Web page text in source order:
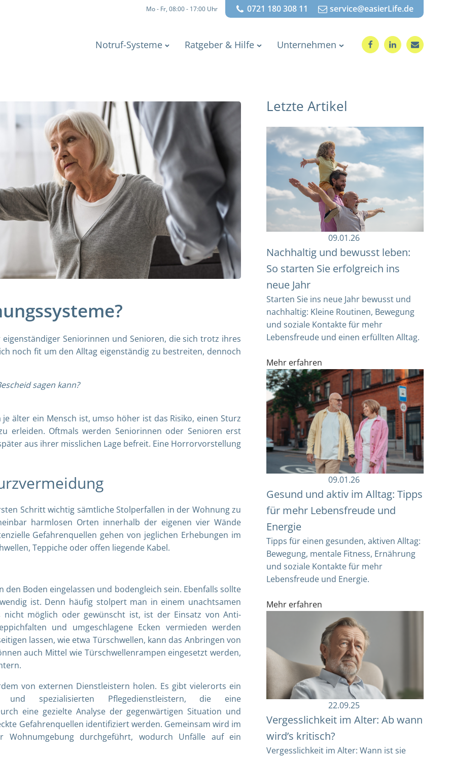
Mo - Fr, 08:00 - 17:00 Uhr 0721 180 308 11 service@easierLife.de
Notruf-Systeme Ratgeber & Hilfe Unternehmen
Seniorinnen und Senioren, die sich trotz ihres
noch fit um den Alltag eigenständig zu bestreiten, dennoch
sagen kann?
älter ein Mensch ist, umso höher ist das Risiko, einen Sturz
erleiden. Oftmals werden Seniorinnen oder Senioren erst
aus ihrer misslichen Lage befreit. Eine Horrorvorstellung
Schritt wichtig sämtliche Stolperfallen in der Wohnung zu
harmlosen Orten innerhalb der eigenen vier Wände
Gefahrenquellen gehen von jeglichen Erhebungen im
Teppiche oder offen liegende Kabel.
Boden eingelassen und bodengleich sein. Ebenfalls sollte
ist. Denn häufig stolpert man in einem unachtsamen
möglich oder gewünscht ist, ist der Einsatz von Anti-
und umgeschlagene Ecken vermieden werden
lassen, wie etwa Türschwellen, kann das Anbringen von
auch Mittel wie Türschwellenrampen eingesetzt werden,
von externen Dienstleistern holen. Es gibt vielerorts ein
spezialisierten Pflegedienstleistern, die eine
eine gezielte Analyse der gegenwärtigen Situation und
Gefahrenquellen identifiziert werden. Gemeinsam wird im
Wohnumgebung durchgeführt, wodurch Unfälle auf ein
Letzte Artikel
09.01.26
Nachhaltig und bewusst leben:
So starten Sie erfolgreich ins
neue Jahr
Starten Sie ins neue Jahr bewusst und
nachhaltig: Kleine Routinen, Bewegung
und soziale Kontakte für mehr
Lebensfreude und einen erfüllten Alltag.
Mehr erfahren
09.01.26
Gesund und aktiv im Alltag: Tipps
für mehr Lebensfreude und
Energie
Tipps für einen gesunden, aktiven Alltag:
Bewegung, mentale Fitness, Ernährung
und soziale Kontakte für mehr
Lebensfreude und Energie.
Mehr erfahren
22.09.25
Vergesslichkeit im Alter: Ab wann
wird’s kritisch?
Vergesslichkeit im Alter: Wann ist sie